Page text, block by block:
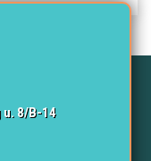
u. 8/B-14